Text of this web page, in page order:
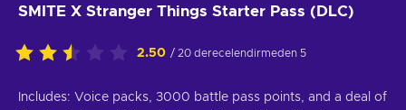
SMITE X Stranger Things Starter Pass (DLC)
2.50 / 20 derecelendirmeden 5
Includes: Voice packs, 3000 battle pass points, and a deal of